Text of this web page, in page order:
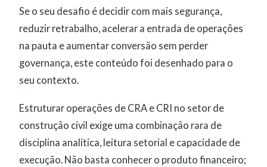
Se o seu desafio é decidir com mais segurança,
reduzir retrabalho, acelerar a entrada de operações
na pauta e aumentar conversão sem perder
governança, este conteúdo foi desenhado para o
seu contexto.
Estruturar operações de CRA e CRI no setor de
construção civil exige uma combinação rara de
disciplina analítica, leitura setorial e capacidade de
execução. Não basta conhecer o produto financeiro;